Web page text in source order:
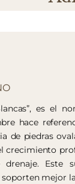
es el
hace
de piedras
crecimiento
drenaje. Este
mejor